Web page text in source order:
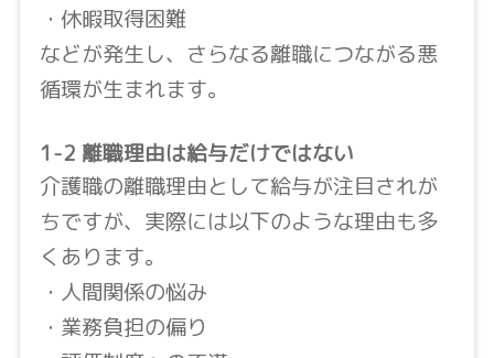
・休暇取得困難
などが発生し、さらなる離職につながる悪
循環が生まれます。
1-2 離職理由は給与だけではない
介護職の離職理由として給与が注目されが
ちですが、実際には以下のような理由も多
くあります。
・人間関係の悩み
・業務負担の偏り